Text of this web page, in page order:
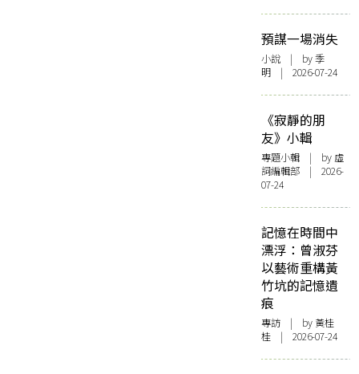
預謀一場消失
小說 | by 季
明 | 2026-07-24
《寂靜的朋
友》小輯
專題小輯 | by 虛
詞編輯部 | 2026-
07-24
記憶在時間中
漂浮：曾淑芬
以藝術重構黃
竹坑的記憶遺
痕
專訪 | by 黃桂
桂 | 2026-07-24